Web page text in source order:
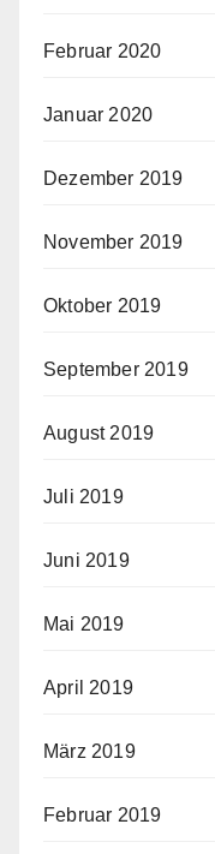
Februar 2020
Januar 2020
Dezember 2019
November 2019
Oktober 2019
September 2019
August 2019
Juli 2019
Juni 2019
Mai 2019
April 2019
März 2019
Februar 2019